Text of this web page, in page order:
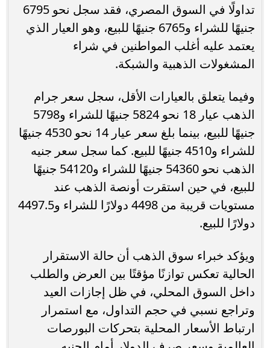
تداولًا في السوق المصري، فقد سجل نحو 6795
جنيهًا للشراء و6765 جنيهًا للبيع، وهو العيار الذي
يعتمد عليه أغلب المواطنين في شراء
المشغولات الذهبية والشبكة.
وفيما يتعلق بالعيارات الأقل، سجل سعر جرام
الذهب عيار 18 نحو 5824 جنيهًا للشراء و5798
جنيهًا للبيع، بينما بلغ سعر عيار 14 نحو 4530 جنيهًا
للشراء و4510 جنيهًا للبيع. كما سجل سعر جنيه
الذهب نحو 54360 جنيهًا للشراء و54120 جنيهًا
للبيع، في حين استقرت أونصة الذهب عند
مستويات قريبة من 4498 دولارًا للشراء و4497.5
دولارًا للبيع.
ويؤكد خبراء سوق الذهب أن حالة الاستقرار
الحالية تعكس توازنًا مؤقتًا بين العرض والطلب
داخل السوق المحلي، في ظل إجازات العيد
وتراجع نسبي في حجم التداول، مع استمرار
ارتباط الأسعار المحلية بتحركات البورصات